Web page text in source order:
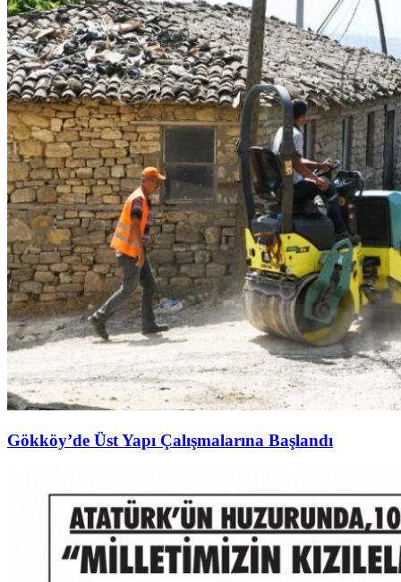
Gökköy’de Üst Yapı Çalışmalarına Başlandı